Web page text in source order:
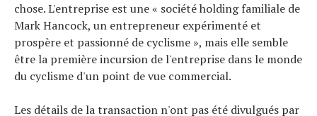
chose. L'entreprise est une « société holding familiale de
Mark Hancock, un entrepreneur expérimenté et
prospère et passionné de cyclisme », mais elle semble
être la première incursion de l'entreprise dans le monde
du cyclisme d'un point de vue commercial.
Les détails de la transaction n'ont pas été divulgués par